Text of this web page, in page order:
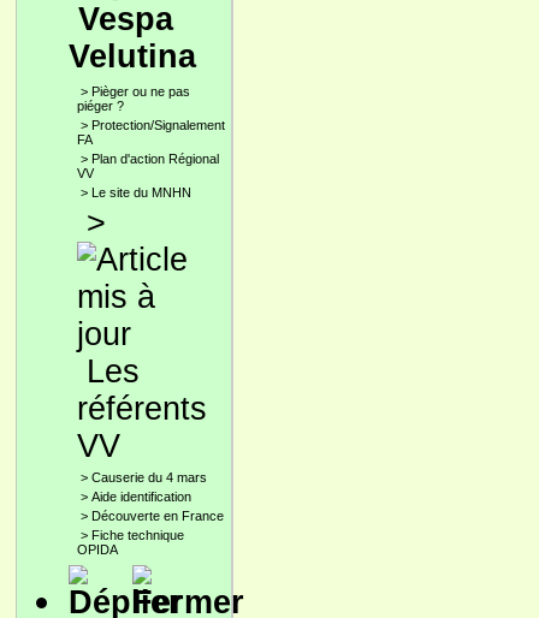
Vespa
Velutina
> Pièger ou ne pas
piéger ?
> Protection/Signalement
FA
> Plan d'action Régional
VV
> Le site du MNHN
>
Les
référents
VV
> Causerie du 4 mars
> Aide identification
> Découverte en France
> Fiche technique
OPIDA